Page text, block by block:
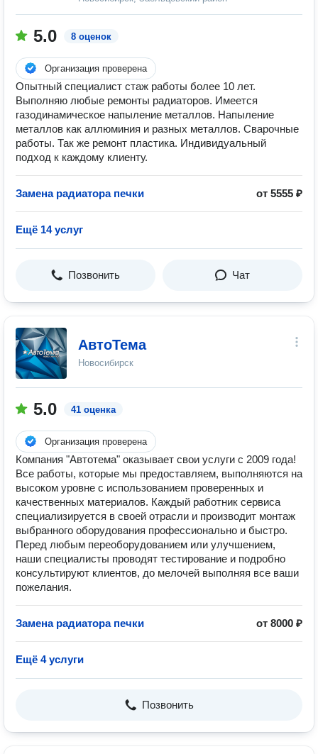
5.0 8 оценок
Организация проверена
Опытный специалист стаж работы более 10 лет.
Выполняю любые ремонты радиаторов. Имеется
газодинамическое напыление металлов. Напыление
металлов как аллюминия и разных металлов. Сварочные
работы. Так же ремонт пластика. Индивидуальный
подход к каждому клиенту.
Замена радиатора печки от 5555 ₽
Ещё 14 услуг
Позвонить Чат
АвтоТема
Новосибирск
5.0 41 оценка
Организация проверена
Компания "Автотема" оказывает свои услуги с 2009 года!
Все работы, которые мы предоставляем, выполняются на
высоком уровне с использованием проверенных и
качественных материалов. Каждый работник сервиса
специализируется в своей отрасли и производит монтаж
выбранного оборудования профессионально и быстро.
Перед любым переоборудованием или улучшением,
наши специалисты проводят тестирование и подробно
консультируют клиентов, до мелочей выполняя все ваши
пожелания.
Замена радиатора печки от 8000 ₽
Ещё 4 услуги
Позвонить